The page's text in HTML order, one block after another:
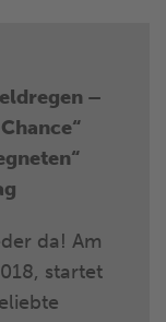
–
da! Am
startet